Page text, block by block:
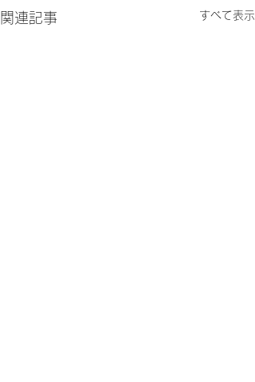
関連記事 すべて表示